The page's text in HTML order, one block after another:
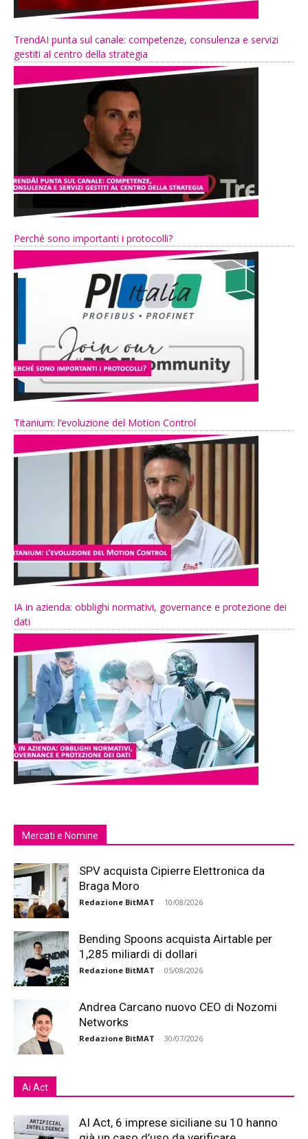
TrendAI punta sul canale: competenze, consulenza e servizi
gestiti al centro della strategia
Perché sono importanti i protocolli?
Titanium: l’evoluzione del Motion Control
IA in azienda: obblighi normativi, governance e protezione dei
dati
Mercati e Nomine
SPV acquista Cipierre Elettronica da
Braga Moro
Redazione BitMAT - 10/08/2026
Bending Spoons acquista Airtable per
1,285 miliardi di dollari
Redazione BitMAT - 05/08/2026
Andrea Carcano nuovo CEO di Nozomi
Networks
Redazione BitMAT - 30/07/2026
Ai Act
AI Act, 6 imprese siciliane su 10 hanno